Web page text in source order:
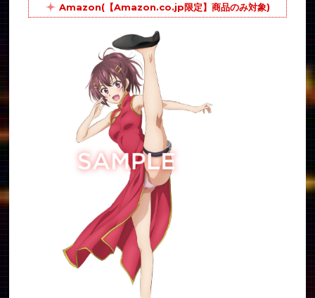
Amazon(【Amazon.co.jp限定】商品のみ対象)